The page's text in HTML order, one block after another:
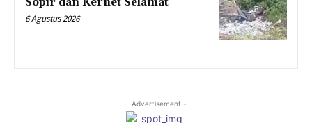
6 Agustus 2026
- Advertisement -